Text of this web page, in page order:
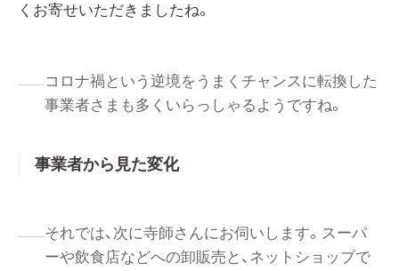
くお寄せいただきましたね。
コロナ禍という逆境をうまくチャンスに転換した
事業者さまも多くいらっしゃるようですね。
事業者から見た変化
それでは、次に寺師さんにお伺いします。スーパ
ーや飲食店などへの卸販売と、ネットショップで